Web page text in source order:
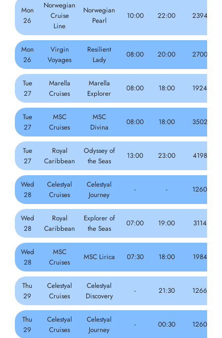
Mon
26
Norwegian
Cruise
Line
Norwegian
Pearl
10:00 22:00 2394
Mon
26
Virgin
Voyages
Resilient
Lady
08:00 20:00 2700
Tue
27
Marella
Cruises
Marella
Explorer
08:00 18:00 1924
Tue
27
MSC
Cruises
MSC
Divina
08:00 18:00 3502
Tue
27
Royal
Caribbean
Odyssey of
the Seas
13:00 23:00 4198
Wed
28
Celestyal
Cruises
Celestyal
Journey
- - 1260
Wed
28
Royal
Caribbean
Explorer of
the Seas
07:00 19:00 3114
Wed
28
MSC
Cruises
MSC Lirica 07:30 18:00 1984
Thu
29
Celestyal
Cruises
Celestyal
Discovery
- 21:30 1266
Thu
29
Celestyal
Cruises
Celestyal
Journey
- 00:30 1260